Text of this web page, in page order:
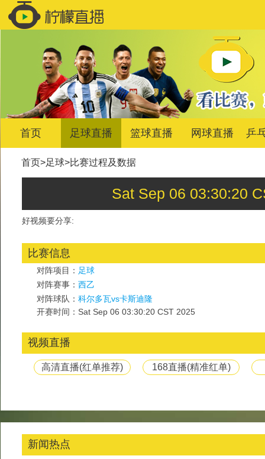
首页 足球直播 篮球直播 网球直播 乒
首页>足球>比赛过程及数据
Sat Sep 06 03:30:20
好视频要分享:
比赛信息
对阵项目： 足球
对阵赛事： 西乙
对阵球队： 科尔多瓦vs卡斯迪隆
开赛时间：Sat Sep 06 03:30:20 CST 2025
视频直播
高清直播(红单推荐) 168直播(精准红单)
新闻热点